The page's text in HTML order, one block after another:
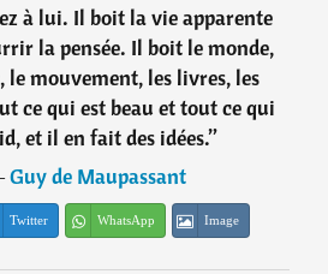
à lui. Il boit la vie apparente
la pensée. Il boit le monde,
le mouvement, les livres, les
ce qui est beau et tout ce qui
et il en fait des idées.”
Guy de Maupassant
Twitter WhatsApp Image